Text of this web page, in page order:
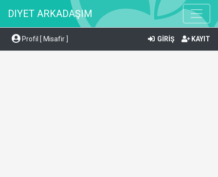
DIYET ARKADAŞIM
Profil [ Misafir ] GİRİŞ KAYIT